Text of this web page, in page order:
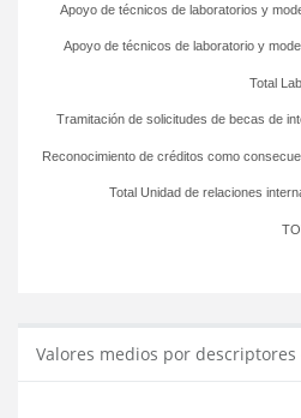
Total Unidad de relaciones
Reconocimiento de créditos como
Tramitación de solicitudes de becas de
Total
Apoyo de técnicos de laboratorio y
Apoyo de técnicos de laboratorios y
Valores medios por